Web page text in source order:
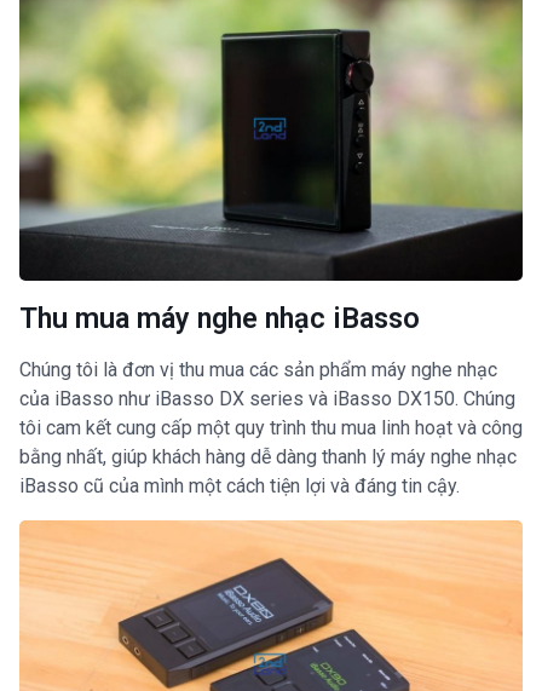
Thu mua máy nghe nhạc iBasso
Chúng tôi là đơn vị thu mua các sản phẩm máy nghe nhạc
của iBasso như iBasso DX series và iBasso DX150. Chúng
tôi cam kết cung cấp một quy trình thu mua linh hoạt và công
bằng nhất, giúp khách hàng dễ dàng thanh lý máy nghe nhạc
iBasso cũ của mình một cách tiện lợi và đáng tin cậy.